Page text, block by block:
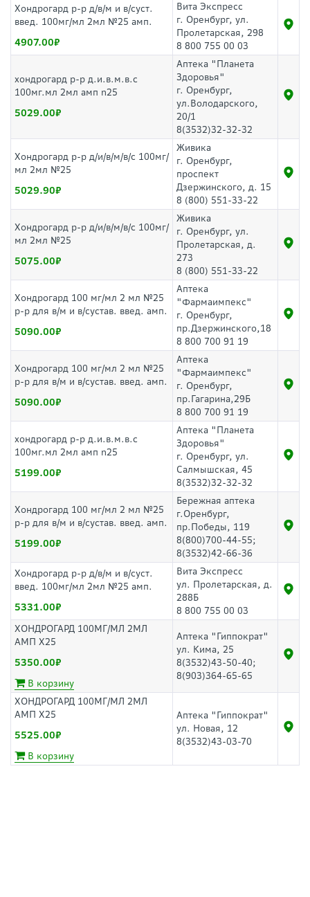
Хондрогард р-р д/в/м и в/суст.
введ. 100мг/мл 2мл №25 амп.
4907.00
Вита Экспресс
г. Оренбург, ул.
Пролетарская, 298
8 800 755 00 03
хондрогард р-р д.и.в.м.в.с
100мг.мл 2мл амп n25
5029.00
Аптека "Планета
Здоровья"
г. Оренбург,
ул.Володарского,
20/1
8(3532)32-32-32
Хондрогард р-р д/и/в/м/в/с 100мг/
мл 2мл №25
5029.90
Живика
г. Оренбург,
проспект
Дзержинского, д. 15
8 (800) 551-33-22
Хондрогард р-р д/и/в/м/в/с 100мг/
мл 2мл №25
5075.00
Живика
г. Оренбург, ул.
Пролетарская, д.
273
8 (800) 551-33-22
Хондрогард 100 мг/мл 2 мл №25
р-р для в/м и в/сустав. введ. амп.
5090.00
Аптека
"Фармаимпекс"
г. Оренбург,
пр.Дзержинского,18
8 800 700 91 19
Хондрогард 100 мг/мл 2 мл №25
р-р для в/м и в/сустав. введ. амп.
5090.00
Аптека
"Фармаимпекс"
г. Оренбург,
пр.Гагарина,29Б
8 800 700 91 19
хондрогард р-р д.и.в.м.в.с
100мг.мл 2мл амп n25
5199.00
Аптека "Планета
Здоровья"
г. Оренбург, ул.
Салмышская, 45
8(3532)32-32-32
Хондрогард 100 мг/мл 2 мл №25
р-р для в/м и в/сустав. введ. амп.
5199.00
Бережная аптека
г.Оренбург,
пр.Победы, 119
8(800)700-44-55;
8(3532)42-66-36
Хондрогард р-р д/в/м и в/суст.
введ. 100мг/мл 2мл №25 амп.
5331.00
Вита Экспресс
ул. Пролетарская, д.
288Б
8 800 755 00 03
ХОНДРОГАРД 100МГ/МЛ 2МЛ
АМП Х25
5350.00
В корзину
Аптека "Гиппократ"
ул. Кима, 25
8(3532)43-50-40;
8(903)364-65-65
ХОНДРОГАРД 100МГ/МЛ 2МЛ
АМП Х25
5525.00
В корзину
Аптека "Гиппократ"
ул. Новая, 12
8(3532)43-03-70